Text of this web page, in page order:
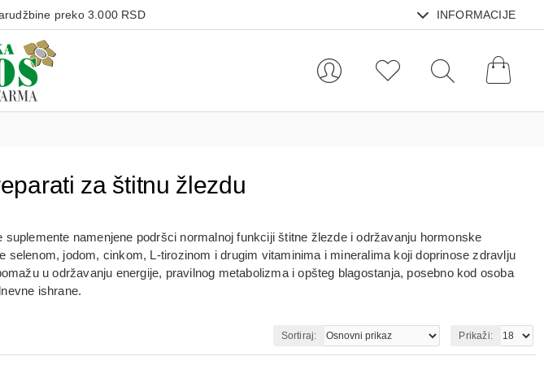
preko 3.000 RSD INFORMACIJE
za štitnu žlezdu
suplemente namenjene podršci normalnoj funkciji štitne žlezde i održavanju hormonske
selenom, jodom, cinkom, L-tirozinom i drugim vitaminima i mineralima koji doprinose zdravlju
u održavanju energije, pravilnog metabolizma i opšteg blagostanja, posebno kod osoba
ishrane.
Sortiraj: Prikaži: